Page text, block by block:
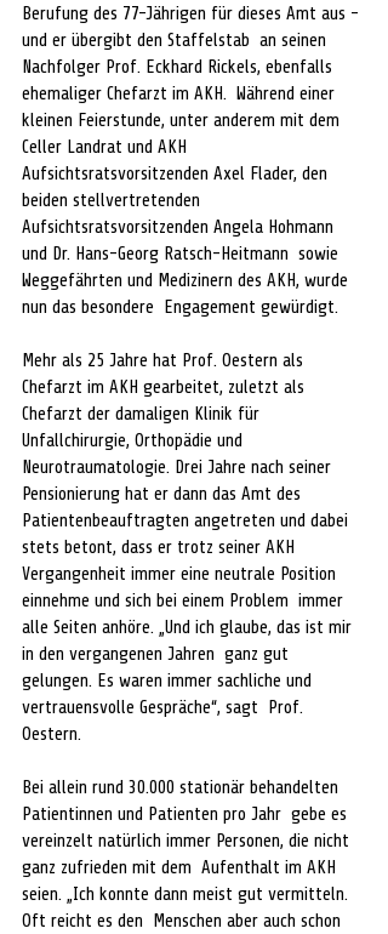
Berufung des 77-Jährigen für dieses Amt aus -
und er übergibt den Staffelstab  an seinen
Nachfolger Prof. Eckhard Rickels, ebenfalls
ehemaliger Chefarzt im AKH.  Während einer
kleinen Feierstunde, unter anderem mit dem
Celler Landrat und AKH
Aufsichtsratsvorsitzenden Axel Flader, den
beiden stellvertretenden
Aufsichtsratsvorsitzenden Angela Hohmann
und Dr. Hans-Georg Ratsch-Heitmann  sowie
Weggefährten und Medizinern des AKH, wurde
nun das besondere  Engagement gewürdigt.
Mehr als 25 Jahre hat Prof. Oestern als
Chefarzt im AKH gearbeitet, zuletzt als
Chefarzt der damaligen Klinik für
Unfallchirurgie, Orthopädie und
Neurotraumatologie. Drei Jahre nach seiner
Pensionierung hat er dann das Amt des
Patientenbeauftragten angetreten und dabei
stets betont, dass er trotz seiner AKH
Vergangenheit immer eine neutrale Position
einnehme und sich bei einem Problem  immer
alle Seiten anhöre. „Und ich glaube, das ist mir
in den vergangenen Jahren  ganz gut
gelungen. Es waren immer sachliche und
vertrauensvolle Gespräche“, sagt  Prof.
Oestern.
Bei allein rund 30.000 stationär behandelten
Patientinnen und Patienten pro Jahr  gebe es
vereinzelt natürlich immer Personen, die nicht
ganz zufrieden mit dem  Aufenthalt im AKH
seien. „Ich konnte dann meist gut vermitteln.
Oft reicht es den  Menschen aber auch schon